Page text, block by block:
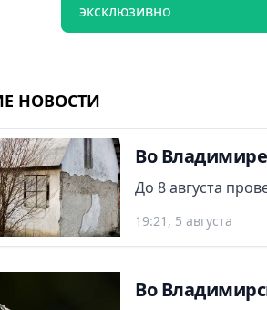
эксклюзивно
НОВОСТИ
Во
До 8 августа
19:21, 5 августа
Во